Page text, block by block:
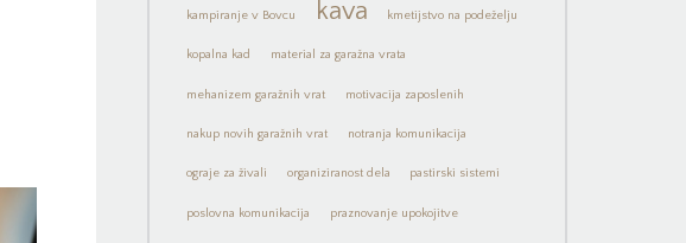
kampiranje v Bovcu kava kmetijstvo na podeželju
kopalna kad material za garažna vrata
mehanizem garažnih vrat motivacija zaposlenih
nakup novih garažnih vrat notranja komunikacija
ograje za živali organiziranost dela pastirski sistemi
poslovna komunikacija praznovanje upokojitve